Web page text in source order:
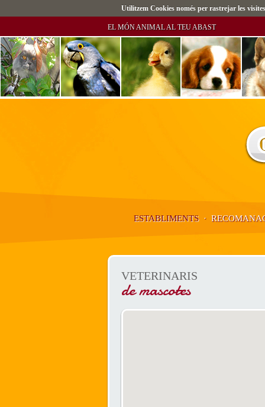
Utilitzem Cookies només per rastrejar les
EL MÓN ANIMAL AL TEU ABAST
ESTABLIMENTS·
VETERINARIS
de mascotes